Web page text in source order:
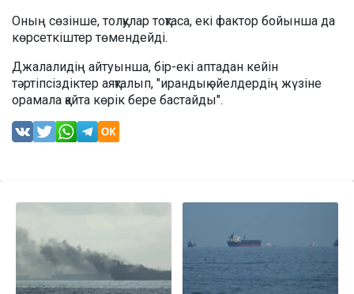
Оның сөзінше, толқулар тоқтаса, екі фактор бойынша да
көрсеткіштер төмендейді.
Джалалидің айтуынша, бір-екі аптадан кейін
тәртіпсіздіктер аяқталып, "ирандық әйелдердің жүзіне
орамала қайта көрік бере бастайды".